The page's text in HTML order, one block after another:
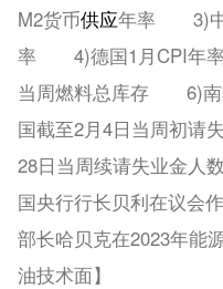
M2货币供应年率 3)中
率 4)德国1月CPI年
当周燃料总库存 6)
国截至2月4日当周初
28日当周续请失业金
国央行行长贝利在议会
部长哈贝克在2023年
油技术面】